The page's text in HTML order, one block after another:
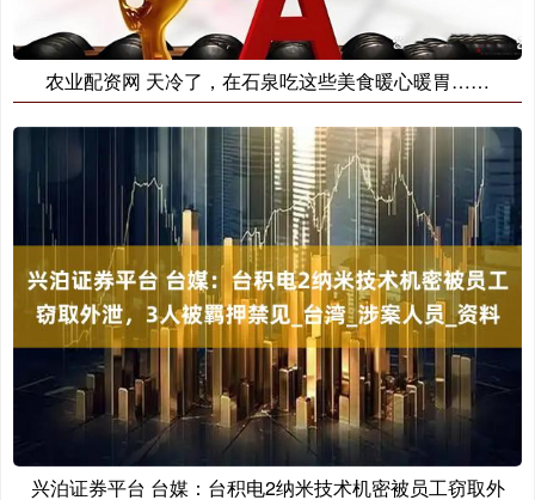
农业配资网 天冷了，在石泉吃这些美食暖心暖胃……
兴泊证券平台 台媒：台积电2纳米技术机密被员工窃取外